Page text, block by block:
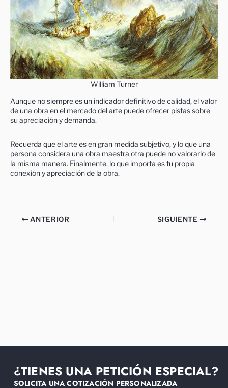
William Turner
Aunque no siempre es un indicador definitivo de calidad, el valor
de una obra en el mercado del arte puede ofrecer pistas sobre
su apreciación y demanda.
Recuerda que el arte es en gran medida subjetivo, y lo que una
persona considera una obra maestra otra puede no valorarlo de
la misma manera. Finalmente, lo que importa es tu propia
conexión y apreciación de la obra.
ANTERIOR SIGUIENTE
¿TIENES UNA PETICIÓN ESPECIAL?
SOLICITA UNA COTIZACIÓN PERSONALIZADA